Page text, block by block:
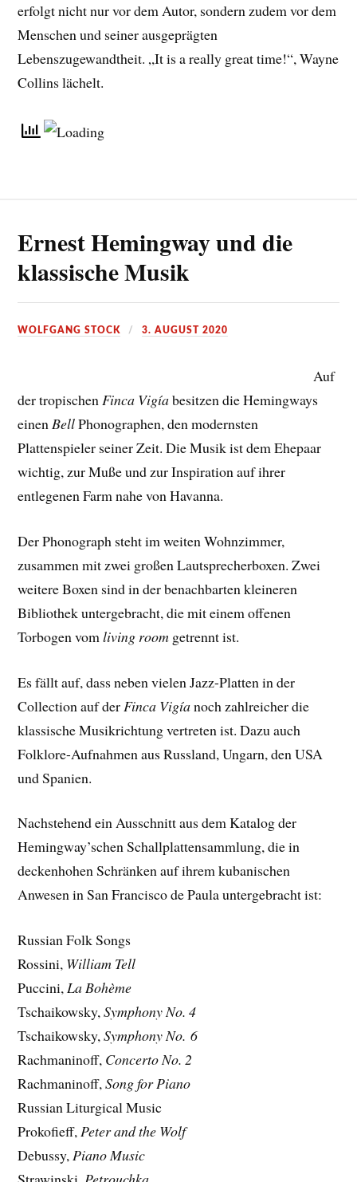
erfolgt nicht nur vor dem Autor, sondern zudem vor dem
Menschen und seiner ausgeprägten
Lebenszugewandtheit. „It is a really great time!“, Wayne
Collins lächelt.
Ernest Hemingway und die
klassische Musik
WOLFGANG STOCK 3. AUGUST 2020
Auf
der tropischenFinca Vigíabesitzen die Hemingways
einenBellPhonographen, den modernsten
Plattenspieler seiner Zeit. Die Musik ist dem Ehepaar
wichtig, zur Muße und zur Inspiration auf ihrer
entlegenen Farm nahe von Havanna.
Der Phonograph steht im weiten Wohnzimmer,
zusammen mit zwei großen Lautsprecherboxen. Zwei
weitere Boxen sind in der benachbarten kleineren
Bibliothek untergebracht, die mit einem offenen
Torbogen vomliving room getrennt ist.
Es fällt auf, dass neben vielen Jazz-Platten in der
Collection auf der Finca Vigíanoch zahlreicher die
klassische Musikrichtung vertreten ist. Dazu auch
Folklore-Aufnahmen aus Russland, Ungarn, den USA
und Spanien.
Nachstehend ein Ausschnitt aus dem Katalog der
Hemingway’schen Schallplattensammlung, die in
deckenhohen Schränken auf ihrem kubanischen
Anwesen in San Francisco de Paula untergebracht ist:
Russian Folk Songs
Rossini, William Tell
Puccini,La Bohème
Tschaikowsky,Symphony No. 4
Tschaikowsky,Symphony No. 6
Rachmaninoff, Concerto No. 2
Rachmaninoff,Song for Piano
Russian Liturgical Music
Prokofieff,Peter and the Wolf
Debussy,Piano Music